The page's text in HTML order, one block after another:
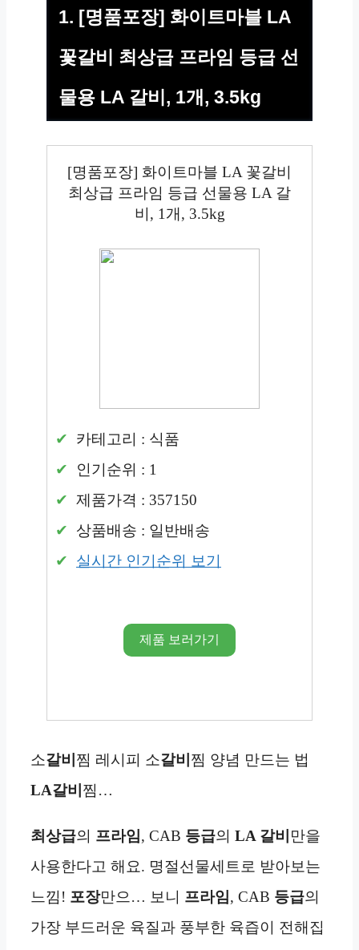
1. [명품포장] 화이트마블 LA
꽃갈비 최상급 프라임 등급 선
물용 LA 갈비, 1개, 3.5kg
[명품포장] 화이트마블 LA 꽃갈비
최상급 프라임 등급 선물용 LA 갈
비, 1개, 3.5kg
카테고리 : 식품
인기순위 : 1
제품가격 : 357150
상품배송 : 일반배송
실시간 인기순위 보기
제품 보러가기
소갈비 찜 레시피 소갈비 찜 양념 만드는 법
LA갈비 찜…
최상급의 프라임, CAB 등급의 LA 갈비 만을
사용한다고 해요. 명절선물세트로 받아보는
느낌! 포장만으… 보니 프라임, CAB 등급의
가장 부드러운 육질과 풍부한 육즙이 전해집